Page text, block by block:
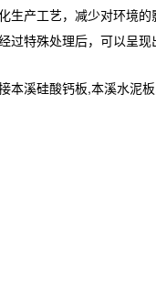
产工艺，减少对环境的
特殊处理后，可以呈
溪硅酸钙板,本溪水泥